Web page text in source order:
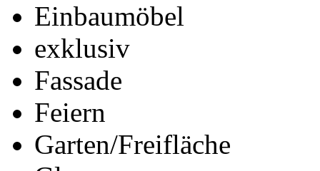
Einbaumöbel
exklusiv
Fassade
Feiern
Garten/Freifläche